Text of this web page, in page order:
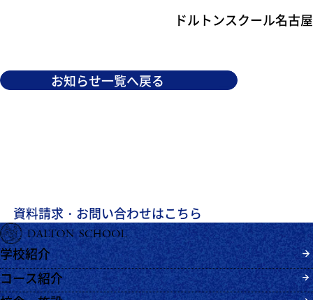
ドルトンスクール名古屋
お知らせ一覧へ戻る
資料請求・お問い合わせはこちら
学校紹介
コース紹介